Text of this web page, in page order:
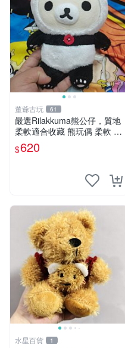
董爺古玩 61
嚴選Rilakkuma熊公仔，質地
柔軟適合收藏 熊玩偶 柔軟 公
仔 收藏
$620
水星百貨 1